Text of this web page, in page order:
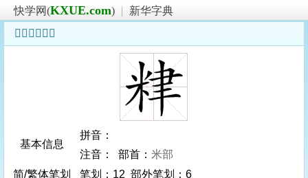
快学网(KXUE.com) |
新华字典
𥹧字基本信息
基本信息
拼音：
注音： 部首： 米部
简/繁体笔划
笔划：12 部外笔划：6